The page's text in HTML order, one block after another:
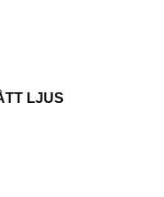
LJUS